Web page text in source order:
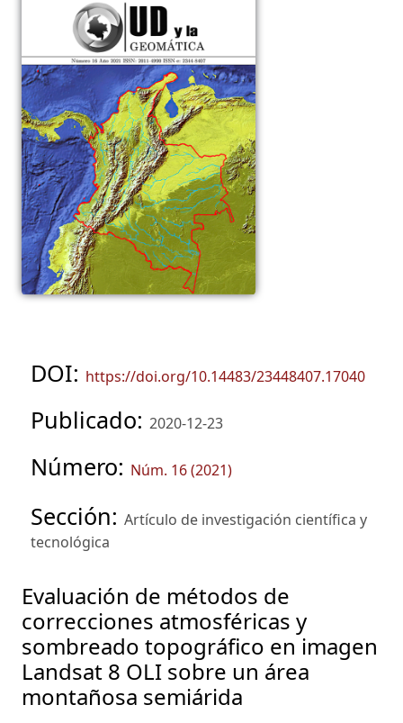
DOI: https://doi.org/10.14483/23448407.17040
Publicado: 2020-12-23
Número: Núm. 16 (2021)
Sección: Artículo de investigación científica y
tecnológica
Evaluación de métodos de
correcciones atmosféricas y
sombreado topográfico en imagen
Landsat 8 OLI sobre un área
montañosa semiárida